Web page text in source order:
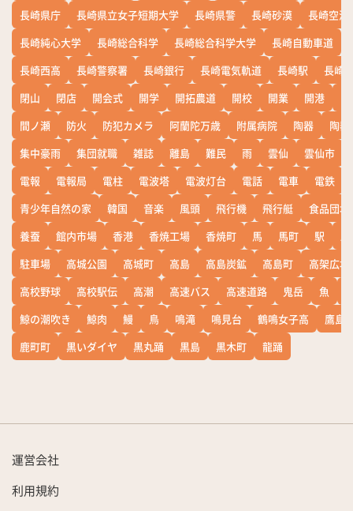
長崎県庁
長崎県立女子短期大学 長崎県警 長崎砂漠
長崎空港
長崎純心大学
長崎総合科学 長崎総合科学大学 長崎自動車道
長崎西高
長崎警察署 長崎銀行 長崎電気軌道 長崎駅
長崎
閉山
閉店 開会式 開学 開拓農道 開校 開業 開港
間ノ瀬
防火 防犯カメラ 阿蘭陀万歳 附属病院 陶器
陶器
集中豪雨
集団就職 雑誌 離島 難民 雨 雲仙 雲仙市
電報
電報局 電柱 電波塔 電波灯台 電話 電車 電鉄
青少年自然の家
韓国 音楽 風頭 飛行機 飛行艇
食品団地
養蚕
館内市場 香港 香焼工場 香焼町 馬 馬町 駅
駐車場
高城公園 高城町 高島 高島炭鉱 高島町
高架広場
高校野球
高校駅伝 高潮 高速バス 高速道路 鬼岳 魚
鯨の潮吹き
鯨肉 鰻 鳥 鳴滝 鳴見台 鶴鳴女子高
鷹島
鹿町町
黒いダイヤ 黒丸踊 黒島 黒木町 龍踊
運営会社
利用規約